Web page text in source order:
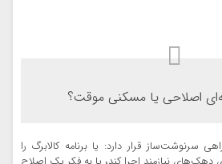
اصلاحی یا مسکنی موقت؟
سرنوشت‌ساز قرار دارد: یا برنامه کالابرگ را